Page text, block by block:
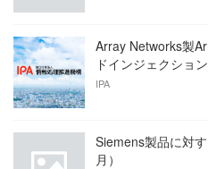
Array Networks製
ドインジェクショ
IPA
Siemens製品に対
月）